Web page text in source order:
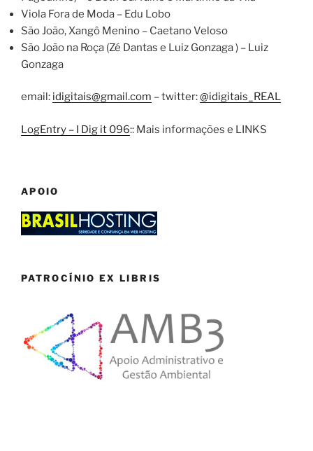
Viola Fora de Moda – Edu Lobo
São João, Xangô Menino – Caetano Veloso
São João na Roça (Zé Dantas e Luiz Gonzaga ) – Luiz
Gonzaga
email: idigitais@gmail.com – twitter:@idigitais_REAL
LogEntry – I Dig it 096:: Mais informações e LINKS
APOIO
PATROCÍNIO EX LIBRIS